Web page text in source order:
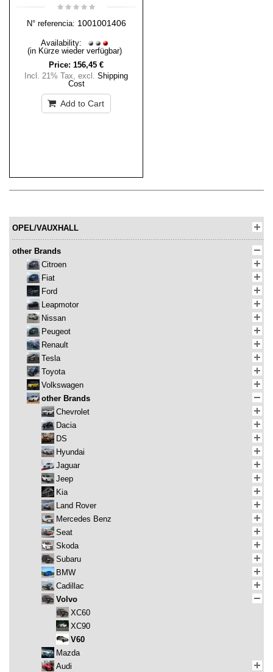
N° referencia: 1001001406
Availability:
(in Kürze wieder verfügbar)
Price: 156,45 €
Incl. 21% Tax, excl. Shipping
Cost
Add to Cart
OPEL/VAUXHALL
other Brands
Citroen
Fiat
Ford
Leapmotor
Nissan
Peugeot
Renault
Tesla
Toyota
Volkswagen
other Brands
Chevrolet
Dacia
DS
Hyundai
Jaguar
Jeep
Kia
Land Rover
Mercedes Benz
Seat
Skoda
Subaru
BMW
Cadillac
Volvo
XC60
XC90
V60
Mazda
Audi